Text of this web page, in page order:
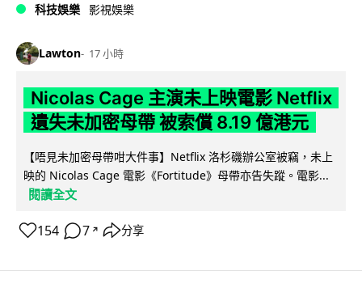
科技娛樂 影視娛樂
Lawton 17 小時
Nicolas Cage 主演未上映電影 Netflix
遺失未加密母帶 被索償 8.19 億港元
【唔見未加密母帶咁大件事】Netflix 洛杉磯辦公室被竊，未上
映的 Nicolas Cage 電影《Fortitude》母帶亦告失蹤。電影...
閱讀全文
154 7 ↗ 分享